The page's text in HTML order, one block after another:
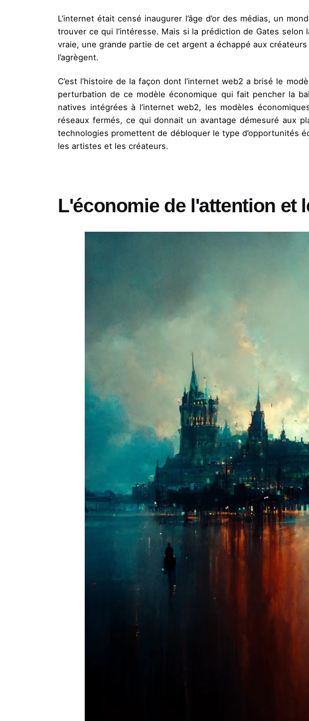
L’internet était censé inaugurer l’âge d’or des médias, un
trouver ce qui l’intéresse. Mais si la prédiction de Gates selon
vraie, une grande partie de cet argent a échappé aux
l’agrègent.
C’est l’histoire de la façon dont l’internet web2 a brisé le
perturbation de ce modèle économique qui fait pencher la
natives intégrées à l’internet web2, les modèles
réseaux fermés, ce qui donnait un avantage démesuré aux
technologies promettent de débloquer le type d’opportunités
les artistes et les créateurs.
L'économie de l'attention et